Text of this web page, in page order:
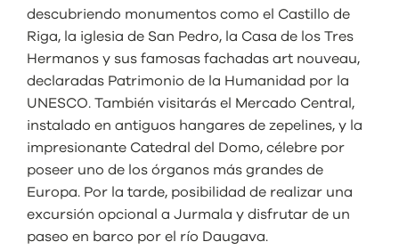
descubriendo monumentos como el Castillo de
Riga, la iglesia de San Pedro, la Casa de los Tres
Hermanos y sus famosas fachadas art nouveau,
declaradas Patrimonio de la Humanidad por la
UNESCO. También visitarás el Mercado Central,
instalado en antiguos hangares de zepelines, y la
impresionante Catedral del Domo, célebre por
poseer uno de los órganos más grandes de
Europa. Por la tarde, posibilidad de realizar una
excursión opcional a Jurmala y disfrutar de un
paseo en barco por el río Daugava.